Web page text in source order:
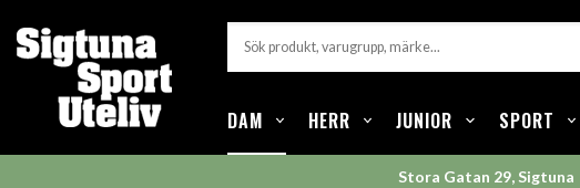
DAM HERR JUNIOR SPORT
Stora Gatan 29, Sigtuna